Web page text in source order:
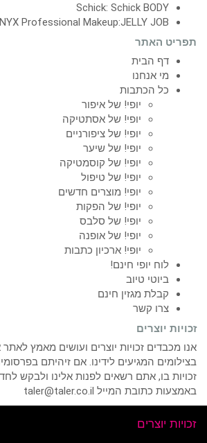
Schick: Schick BODY
NYX Professional Makeup:JELLY JOB
תפריט האתר
דף הבית
מי אנחנו
כל הכתבות
יופי! של איפור
יופי! של אסתטיקה
יופי! של ציפורניים
יופי! של שיער
יופי! של קוסמטיקה
יופי! של טיפול
יופי! מוצרים חדשים
יופי! של הפקות
יופי! של סלבס
יופי! של אופנה
יופי! ארכיון כתבות
לוח יופי חינם!
ביוטי טיוב
קבלת מגזין חינם
צרו קשר
זכויות יוצרים
אנו מכבדים זכויות יוצרים ועושים מאמץ לאתר
בצילומים המגיעים לידינו. אם זיהיתם
זכויות בו, אתם רשאים לפנות אלינו ולבקש
באמצעות כתובת המייל taler@taler.co.il
זכויות יוצרים